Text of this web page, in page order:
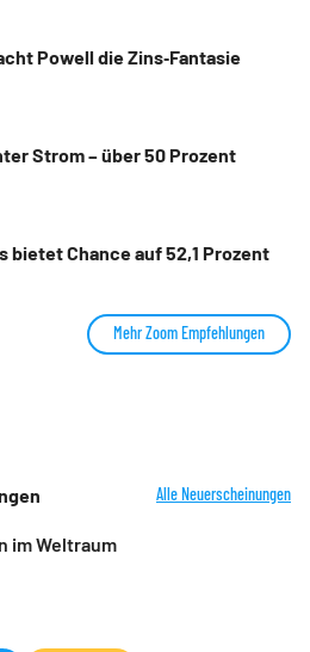
Powell die Zins‑Fantasie
Strom – über 50 Prozent
bietet Chance auf 52,1 Prozent
Mehr Zoom Empfehlungen
Alle Neuerscheinungen
im Weltraum